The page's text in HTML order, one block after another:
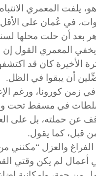
في عُمان على
بعد أن حلت محلها
يخفي المعمري القول إن
الأخيرة كان قد
أن يبقوا في الظل.
في زمن كورونا، ورغم
عن حملته، بل على
قبل، كما يقول.
الفراغ والعزل “مكنني
أعمال لم يكن وقتي